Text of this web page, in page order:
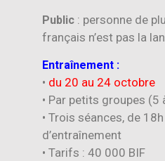
Public : personne de
français n’est pas la
Entraînement :
• du 20 au 24 octobre
• Par petits groupes (5
• Trois séances, de
d’entraînement
• Tarifs : 40 000 BIF